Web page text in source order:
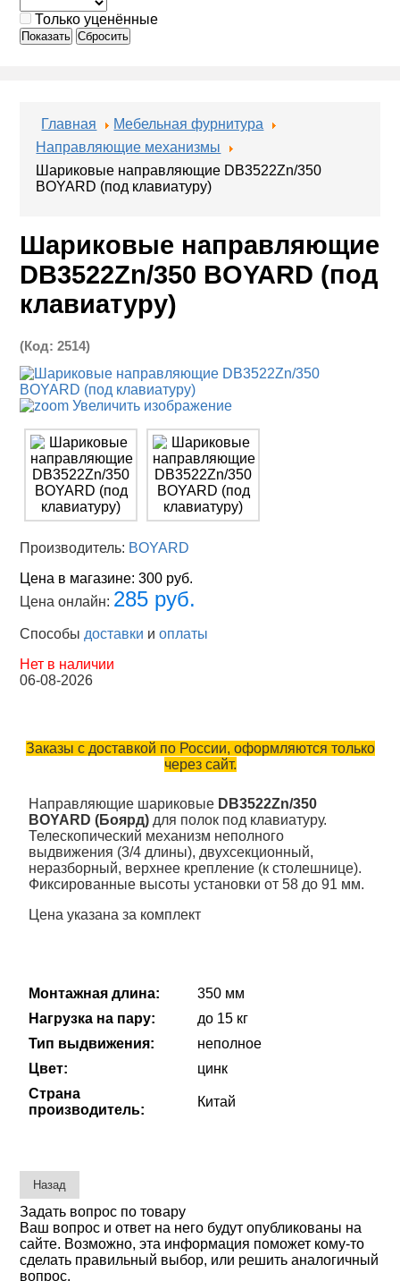
Только уценённые
Показать Сбросить
Главная
Мебельная фурнитура
Направляющие механизмы
Шариковые направляющие DB3522Zn/350
BOYARD (под клавиатуру)
Шариковые направляющие
DB3522Zn/350 BOYARD (под
клавиатуру)
(Код:2514)
Увеличить изображение
Производитель: BOYARD
Цена в магазине:300 руб.
Цена онлайн: 285 руб.
Способы доставки иоплаты
Нет в наличии
06-08-2026
Заказы с доставкой по России, оформляются только
через сайт.
Направляющие шариковые DB3522Zn/350
BOYARD (Боярд) для полок под клавиатуру.
Телескопический механизм неполного
выдвижения (3/4 длины), двухсекционный,
неразборный, верхнее крепление (к столешнице).
Фиксированные высоты установки от 58 до 91 мм.
Цена указана за комплект
Монтажная длина:
350 мм
Нагрузка на пару:
до 15 кг
Тип выдвижения:
неполное
Цвет:
цинк
Страна
производитель:
Китай
Задать вопрос по товару
Ваш вопрос и ответ на него будут опубликованы на
сайте. Возможно, эта информация поможет кому-то
сделать правильный выбор, или решить аналогичный
вопрос.